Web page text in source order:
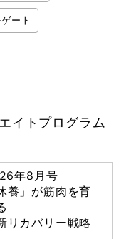
ート
イトプログラム
年8月号
養」が筋肉を育
リカバリー戦略